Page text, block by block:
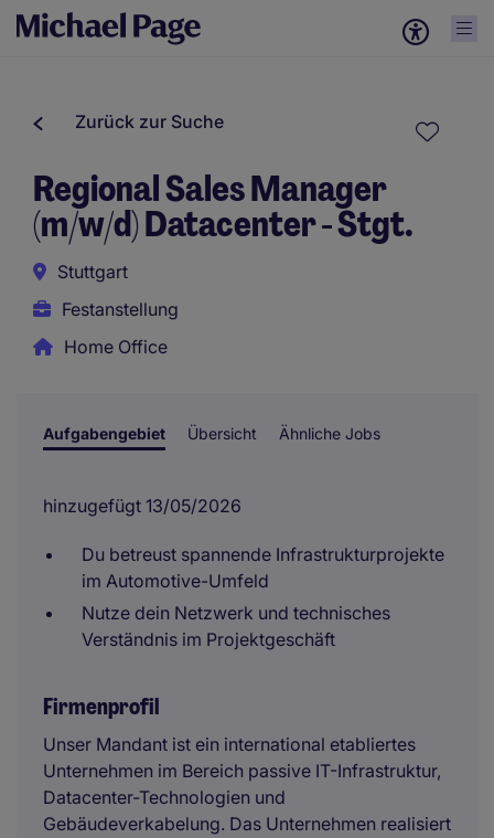
Zurück zur Suche
Regional Sales Manager
(m/w/d) Datacenter - Stgt.
Stuttgart
Festanstellung
Home Office
Aufgabengebiet Übersicht Ähnliche Jobs
hinzugefügt 13/05/2026
Du betreust spannende Infrastrukturprojekte
im Automotive-Umfeld
Nutze dein Netzwerk und technisches
Verständnis im Projektgeschäft
Firmenprofil
Unser Mandant ist ein international etabliertes
Unternehmen im Bereich passive IT-Infrastruktur,
Datacenter-Technologien und
Gebäudeverkabelung. Das Unternehmen realisiert